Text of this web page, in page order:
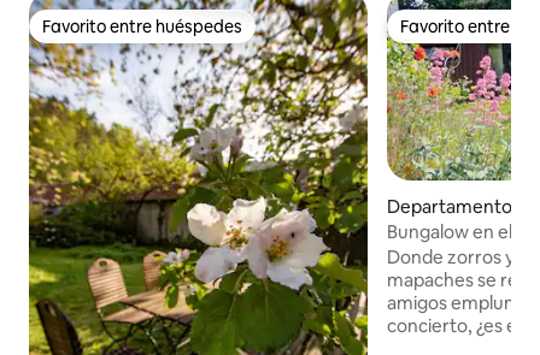
Favorito entre huéspedes
Favorito entre huéspedes Favorito entre
Favorito entre
Departamento en
Bungalow en el
Donde zorros y
mapaches se
amigos
concierto, ¿es